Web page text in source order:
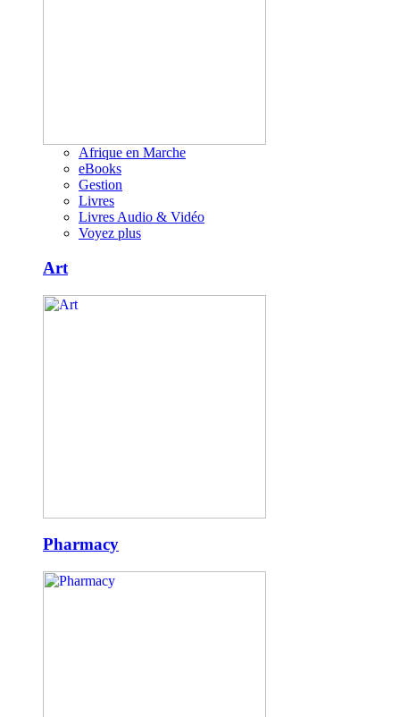
Afrique en Marche
eBooks
Gestion
Livres
Livres Audio & Vidéo
Voyez plus
Art
Pharmacy